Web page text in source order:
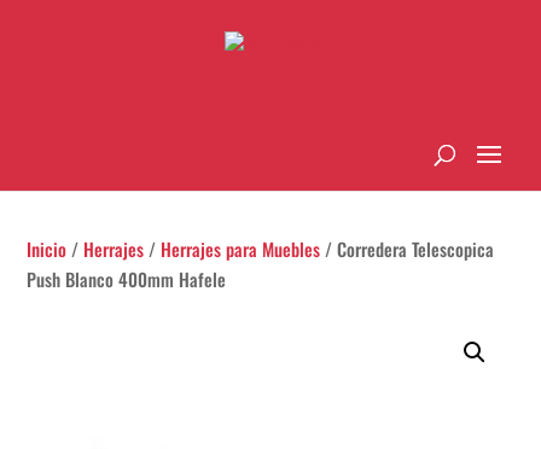
Inicio / Herrajes / Herrajes para Muebles / Corredera Telescopica
Push Blanco 400mm Hafele